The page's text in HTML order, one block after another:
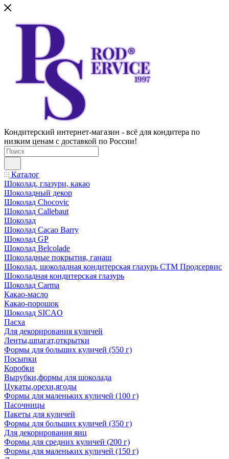
Кондитерский интернет-магазин - всё для кондитера по
низким ценам с доставкой по России!
Каталог
Шоколад, глазури, какао
Шоколадный декор
Шоколад Chocovic
Шоколад Callebaut
Шоколад
Шоколад Cacao Barry
Шоколад GP
Шоколад Belcolade
Шоколадные покрытия, ганаш
Шоколад, шоколадная кондитерская глазурь СТМ Продсервис
Шоколадная кондитерская глазурь
Шоколад Carma
Какао-масло
Какао-порошок
Шоколад SICAO
Пасха
Для декорирования куличей
Ленты,шпагат,открытки
Формы для больших куличей (550 г)
Посыпки
Коробки
Вырубки,формы для шоколада
Цукаты,орехи,ягоды
Формы для маленьких куличей (100 г)
Пасочницы
Пакеты для куличей
Формы для больших куличей (350 г)
Для декорирования яиц
Формы для средних куличей (200 г)
Формы для маленьких куличей (150 г)